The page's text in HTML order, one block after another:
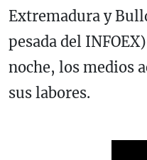
Extremadura y
pesada del
noche, los medios
sus labores.